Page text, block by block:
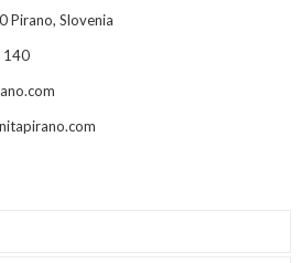
Pirano, Slovenia
140